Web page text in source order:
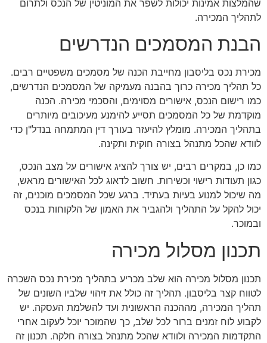
שהמלצות אמינות יכולות לשפר את המוניטין של הנכס ולתרום
לתהליך המכירה.
הבנת המסמכים הנדרשים
מכירת נכס בליסבון מחייבת הכנה של מסמכים משפטיים רבים.
כל תהליך מכירה כרוך בהבנה מעמיקה של המסמכים הנדרשים,
כמו רישום הנכס, אישורים מסוימים, והסכמי מכירה. הכנה
מוקדמת של כל המסמכים תסייע להימנע מעיכובים מיותרים
בתהליך המכירה. מומלץ להיעזר בעורך דין המתמחה בנדל"ן כדי
לוודא שהכל מתנהל בצורה חוקית ותקינה.
כמו כן, במקרים רבים, יש צורך להציג אישורים על מצב הנכס,
כגון תעודות רישוי וכשירות. חשוב לדאוג לכל האישורים מראש,
מה שיכול למנוע בעיות בעתיד. ברגע שכל המסמכים מוכנים, זה
יכול להקל על התהליך ולהגביר את האמון של הלקוחות בנכס
ובמוכר.
תכנון מסלול מכירה
תכנון מסלול מכירה הוא שלב מכריע בתהליך מכירת נכס השכרה
לטווח קצר בליסבון. תהליך זה כולל את זיהוי שלביו השונים של
תהליך המכירה, מההכנה הראשונית ועד להשלמת העסקה. יש
לקבוע לוח זמנים ברור לכל שלב, כך שהמוכר יוכל לעקוב אחרי
התקדמות המכירה ולוודא שהכל מתנהל בצורה חלקה. תכנון זה